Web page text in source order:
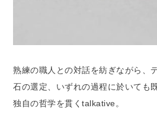
熟練の職人との対話を紡ぎながら、
石の選定、いずれの過程に於いても
独自の哲学を貫くtalkative。